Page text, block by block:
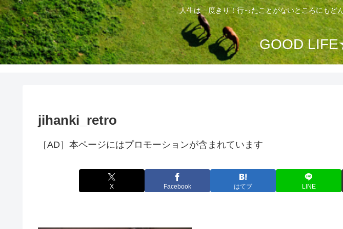
人生は一度きり！行ったことがないところにもど
GOOD
jihanki_retro
［AD］本ページにはプロモーションが含まれています
X Facebook はてブ LINE